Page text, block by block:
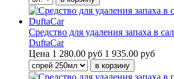
Средство для удаления запаха в
DuftaCar
Цена 1 280.00 руб 1 935.00 руб